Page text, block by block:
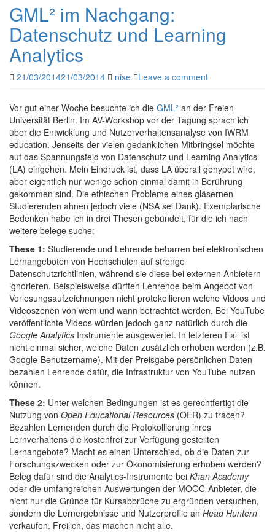
GML² im Nachgang:
Datenschutz und Learning
Analytics
21/03/201421/03/2014 nise Leave a comment
Vor gut einer Woche besuchte ich die GML² an der Freien
Universität Berlin. Im AV-Workshop vor der Tagung sprach ich
über die Entwicklung und Nutzerverhaltensanalyse von IWRM
education. Jenseits der vielen gedanklichen Mitbringsel möchte
auf das Spannungsfeld von Datenschutz und Learning Analytics
(LA) eingehen. Mein Eindruck ist, dass LA überall gehypet wird,
aber eigentlich nur wenige schon einmal damit in Berührung
gekommen sind. Die ethischen Probleme eines gläsernen
Studierenden ahnen jedoch viele (NSA sei Dank). Exemplarische
Bedenken habe ich in drei Thesen gebündelt, für die ich nach
weitere belege suche:
These 1: Studierende und Lehrende beharren bei elektronischen
Lernangeboten von Hochschulen auf strenge
Datenschutzrichtlinien, während sie diese bei externen Anbietern
ignorieren. Beispielsweise dürften Lehrende beim Angebot von
Vorlesungsaufzeichnungen nicht protokollieren welche Videos und
Videoszenen von wem und wann betrachtet werden. Bei YouTube
veröffentlichte Videos würden jedoch ganz natürlich durch die
Google Analytics Instrumente ausgewertet. In letzteren Fall ist
nicht einmal sicher, welche Daten zusätzlich erhoben werden (z.B.
Google-Benutzername). Mit der Preisgabe persönlichen Daten
bezahlen Lehrende dafür, die Infrastruktur von YouTube nutzen
können.
These 2: Unter welchen Bedingungen ist es gerechtfertigt die
Nutzung von Open Educational Resources (OER) zu tracen?
Bezahlen Lernenden durch die Protokollierung ihres
Lernverhaltens die kostenfrei zur Verfügung gestellten
Lernangebote? Macht es einen Unterschied, ob die Daten zur
Forschungszwecken oder zur Ökonomisierung erhoben werden?
Beleg dafür sind die Analytics-Instrumente bei Khan Academy
oder die umfangreichen Auswertungen der MOOC-Anbieter, die
nicht nur die Gründe für Kursabbrüche zu ergründen versuchen,
sondern die Lernergebnisse und Nutzerprofile an Head Huntern
verkaufen. Freilich, das machen nicht alle.